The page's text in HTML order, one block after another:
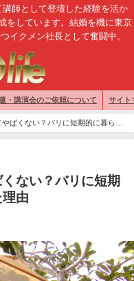
師として登壇した経験を活か
をしています。結婚を機に東京
イクメン社長として奮闘中。
・講演会のご依頼について サイト
ばくない？バリに短期的に暮らし
ない？バリに短期
由